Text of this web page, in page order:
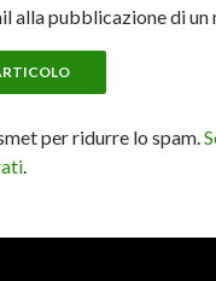
alla pubblicazione di un
per ridurre lo spam.
.